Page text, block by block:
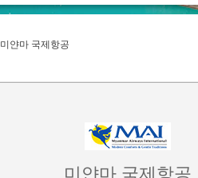
미얀마 국제항공
미얀마 국제항공